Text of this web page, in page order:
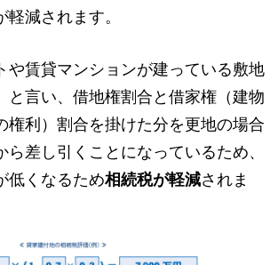
減されます。
や賃貸マンションが建っている敷地
と言い、借地権割合と借家権（建物
権利）割合を掛けた分を更地の場合
ら差し引くことになっているため、
低くなるため相続税が軽減されま